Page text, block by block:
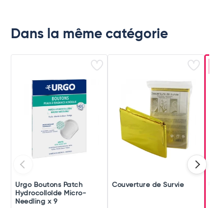
Dans la même catégorie
Urgo Boutons Patch
Hydrocolloïde Micro-
Needling x 9
Couverture de Survie